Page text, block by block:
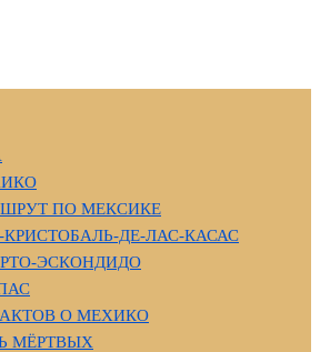
ПО МЕКСИКЕ
ДЕ-ЛАС-КАСАС
ЭСКОНДИДО
О МЕХИКО
МЁРТВЫХ